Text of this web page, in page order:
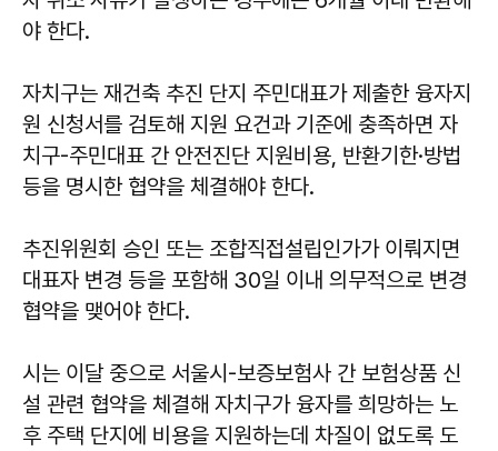
야 한다.
자치구는 재건축 추진 단지 주민대표가 제출한 융자지
원 신청서를 검토해 지원 요건과 기준에 충족하면 자
치구-주민대표 간 안전진단 지원비용, 반환기한·방법
등을 명시한 협약을 체결해야 한다.
추진위원회 승인 또는 조합직접설립인가가 이뤄지면
대표자 변경 등을 포함해 30일 이내 의무적으로 변경
협약을 맺어야 한다.
시는 이달 중으로 서울시-보증보험사 간 보험상품 신
설 관련 협약을 체결해 자치구가 융자를 희망하는 노
후 주택 단지에 비용을 지원하는데 차질이 없도록 도